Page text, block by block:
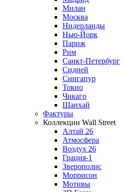
Милан
Москва
Нидерланды
Нью-Йорк
Париж
Рим
Санкт-Петербург
Сидней
Сингапур
Токио
Чикаго
Шанхай
Фактуры
Коллекции Wall Street
Алтай 26
Атмосфера
Воздух 26
Грация-1
Зверополис
Моррисон
Мотивы